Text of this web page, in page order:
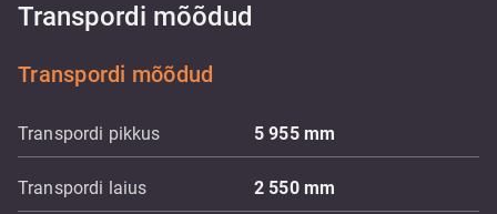
Transpordi mõõdud
Transpordi mõõdud
Transpordi pikkus 5 955 mm
Transpordi laius 2 550 mm